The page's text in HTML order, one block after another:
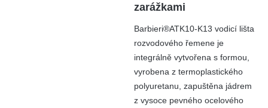
zarážkami
Barbieri®ATK10-K13 vodicí lišta
rozvodového řemene je
integrálně vytvořena s formou,
vyrobena z termoplastického
polyuretanu, zapuštěna jádrem
z vysoce pevného ocelového